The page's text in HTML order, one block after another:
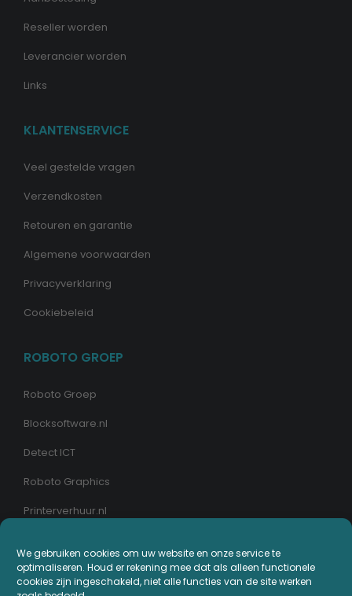
We gebruiken cookies om uw website en onze service te
optimaliseren. Houd er rekening mee dat als alleen functionele
cookies zijn ingeschakeld, niet alle functies van de site werken
Reseller worden
Leverancier worden
Links
KLANTENSERVICE
Veel gestelde vragen
Verzendkosten
Retouren en garantie
Algemene voorwaarden
Privacyverklaring
Cookiebeleid
ROBOTO GROEP
Roboto Groep
Blocksoftware.nl
Detect ICT
Roboto Graphics
Printerverhuur.nl
MIJN PRINTERPLAZA.NL
Bestellingen